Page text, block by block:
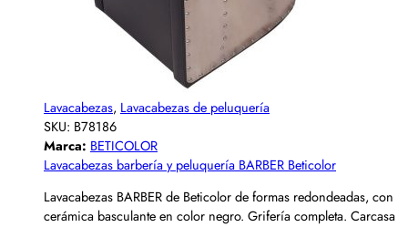
Lavacabezas, Lavacabezas de peluquería
SKU: B78186
Marca: BETICOLOR
Lavacabezas barbería y peluquería BARBER Beticolor
Lavacabezas BARBER de Beticolor de formas redondeadas, con
cerámica basculante en color negro. Grifería completa. Carcasa